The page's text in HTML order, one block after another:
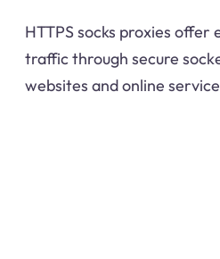
HTTPS socks proxies
traffic through secure
websites and online